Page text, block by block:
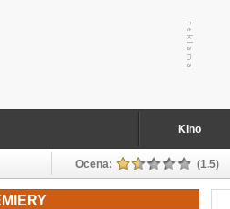
Kino
Ocena: (1.5)